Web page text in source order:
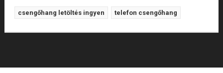
csengőhang letöltés ingyen telefon csengőhang